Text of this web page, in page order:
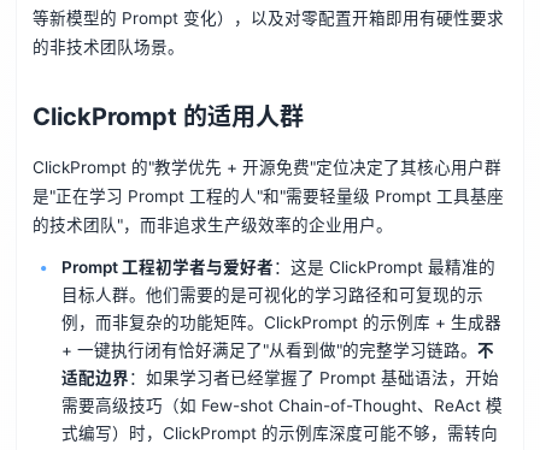
等新模型的 Prompt 变化），以及对零配置开箱即用有硬性要求
的非技术团队场景。
ClickPrompt 的适用人群
ClickPrompt 的"教学优先 + 开源免费"定位决定了其核心用户群
是"正在学习 Prompt 工程的人"和"需要轻量级 Prompt 工具基座
的技术团队"，而非追求生产级效率的企业用户。
Prompt 工程初学者与爱好者：这是 ClickPrompt 最精准的
目标人群。他们需要的是可视化的学习路径和可复现的示
例，而非复杂的功能矩阵。ClickPrompt 的示例库 + 生成器
+ 一键执行闭有恰好满足了"从看到做"的完整学习链路。 不
适配边界：如果学习者已经掌握了 Prompt 基础语法，开始
需要高级技巧（如 Few-shot Chain-of-Thought、ReAct 模
式编写）时，ClickPrompt 的示例库深度可能不够，需转向